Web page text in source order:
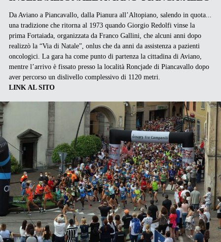
Da Aviano a Piancavallo, dalla Pianura all’Altopiano, salendo in quota...
una tradizione che ritorna al 1973 quando Giorgio Redolfi vinse la
prima Fortaiada, organizzata da Franco Gallini, che alcuni anni dopo
realizzò la “Via di Natale”, onlus che da anni da assistenza a pazienti
oncologici. La gara ha come punto di partenza la cittadina di Aviano,
mentre l’arrivo è fissato presso la località Roncjade di Piancavallo dopo
aver percorso un dislivello complessivo di 1120 metri.
LINK AL SITO